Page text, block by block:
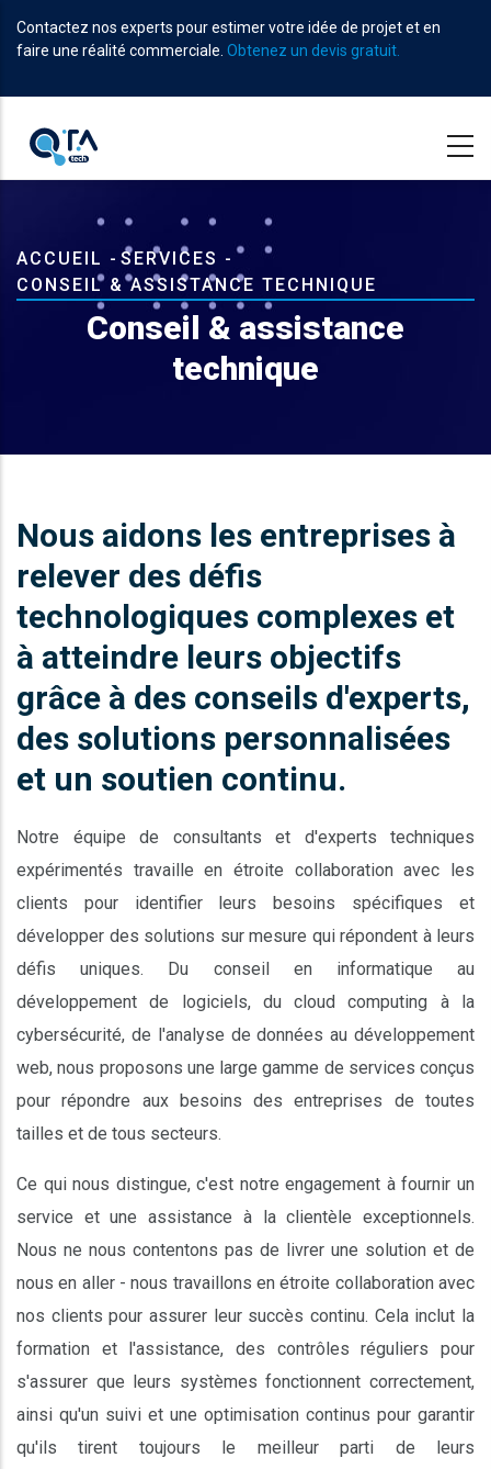
au
contenu
Contactez nos experts pour estimer votre idée de projet et en
faire une réalité commerciale. Obtenez un devis gratuit.
Fil
d'Ariane
ACCUEIL - SERVICES -
CONSEIL & ASSISTANCE TECHNIQUE
Conseil & assistance
technique
Nous aidons les entreprises à
relever des défis
technologiques complexes et
à atteindre leurs objectifs
grâce à des conseils d'experts,
des solutions personnalisées
et un soutien continu.
Notre équipe de consultants et d'experts techniques
expérimentés travaille en étroite collaboration avec les
clients pour identifier leurs besoins spécifiques et
développer des solutions sur mesure qui répondent à leurs
défis uniques. Du conseil en informatique au
développement de logiciels, du cloud computing à la
cybersécurité, de l'analyse de données au développement
web, nous proposons une large gamme de services conçus
pour répondre aux besoins des entreprises de toutes
tailles et de tous secteurs.
Ce qui nous distingue, c'est notre engagement à fournir un
service et une assistance à la clientèle exceptionnels.
Nous ne nous contentons pas de livrer une solution et de
nous en aller - nous travaillons en étroite collaboration avec
nos clients pour assurer leur succès continu. Cela inclut la
formation et l'assistance, des contrôles réguliers pour
s'assurer que leurs systèmes fonctionnent correctement,
ainsi qu'un suivi et une optimisation continus pour garantir
qu'ils tirent toujours le meilleur parti de leurs